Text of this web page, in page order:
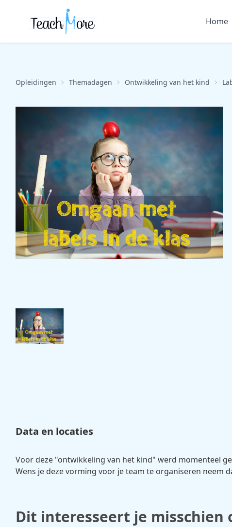
Home
Opleidingen Themadagen Ontwikkeling van het kind
Data en locaties
Voor deze "ontwikkeling van het kind" werd momenteel
Wens je deze vorming voor je team te organiseren neem
Dit interesseert je misschien